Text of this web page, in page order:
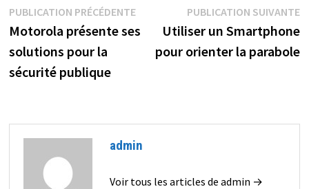
Navigation
de
l’article
PUBLICATION PRÉCÉDENTEPublication
précédente :
Motorola présente ses
solutions pour la
sécurité publique
PUBLICATION SUIVANTE
Utiliser un Smartphone
pour orienter la parabole
admin
Voir tous les articles de admin →